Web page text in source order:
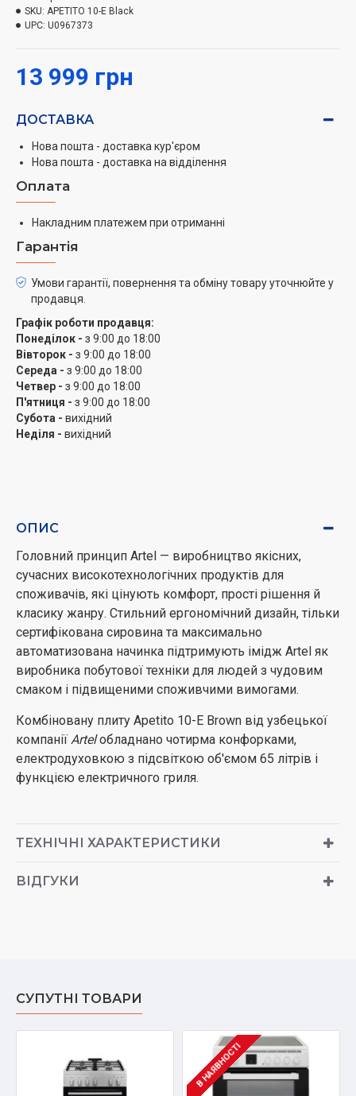
електродуховкою з підсвіткою об'ємом 65 літрів і
13 999 грн
SKU: APETITO 10-E Black
UPC: U0967373
ДОСТАВКА
Нова пошта - доставка кур'єром
Нова пошта - доставка на відділення
Оплата
Накладним платежем при отриманні
Гарантія
Умови гарантії, повернення та обміну товару уточнюйте у
продавця.
Графік роботи продавця:
Понеділок - з 9:00 до 18:00
Вівторок - з 9:00 до 18:00
Середа - з 9:00 до 18:00
Четвер - з 9:00 до 18:00
П'ятниця - з 9:00 до 18:00
Субота - вихідний
Неділя - вихідний
ОПИС
Головний принцип Artel — виробництво якісних,
сучасних високотехнологічних продуктів для
споживачів, які цінують комфорт, прості рішення й
класику жанру. Стильний ергономічний дизайн, тільки
сертифікована сировина та максимально
автоматизована начинка підтримують імідж Artel як
виробника побутової техніки для людей з чудовим
смаком і підвищеними споживчими вимогами.
Комбіновану плиту Apetito 10-E Brown від узбецької
компанії Artelобладнано чотирма конфорками,
електродуховкою з підсвіткою об'ємом 65 літрів і
функцією електричного гриля.
ТЕХНІЧНІ ХАРАКТЕРИСТИКИ
ВІДГУКИ
СУПУТНІ ТОВАРИ
В НАЯВНОСТІ